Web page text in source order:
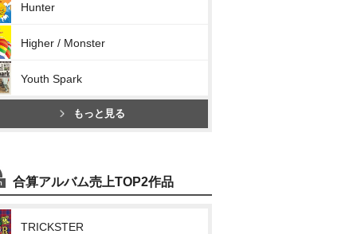
Hunter
Higher / Monster
Youth Spark
もっと見る
合算アルバム売上TOP2作品
TRICKSTER